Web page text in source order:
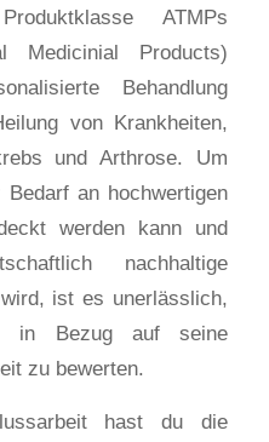
ATMPs
Medicinial Products)
Behandlung
von Krankheiten,
und Arthrose. Um
an hochwertigen
werden kann und
nachhaltige
ist es unerlässlich,
in Bezug auf seine
zu bewerten.
hast du die